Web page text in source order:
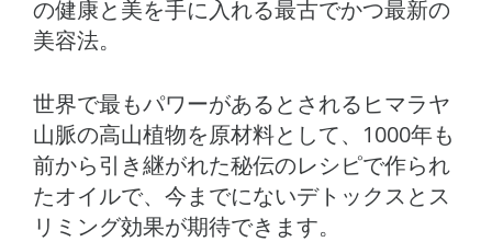
の健康と美を手に入れる最古でかつ最新の
美容法。
世界で最もパワーがあるとされるヒマラヤ
山脈の高山植物を原材料として、1000年も
前から引き継がれた秘伝のレシピで作られ
たオイルで、今までにないデトックスとス
リミング効果が期待できます。